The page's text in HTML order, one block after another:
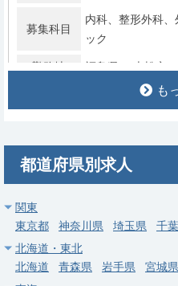
募集科目
内科 整形外科
ック
勤務地 福島県 二本松市
年収 1,000万円
福島県/相馬郡新地町の一般病
内科常勤医師募集、当直任意
求人病院名
医療法人
募集科目
勤務地 福島県 相
も
都道府県別求人
関東
東京都
神奈川県 埼玉県 千
北海道・東北
北海道
青森県 岩手県 宮城県